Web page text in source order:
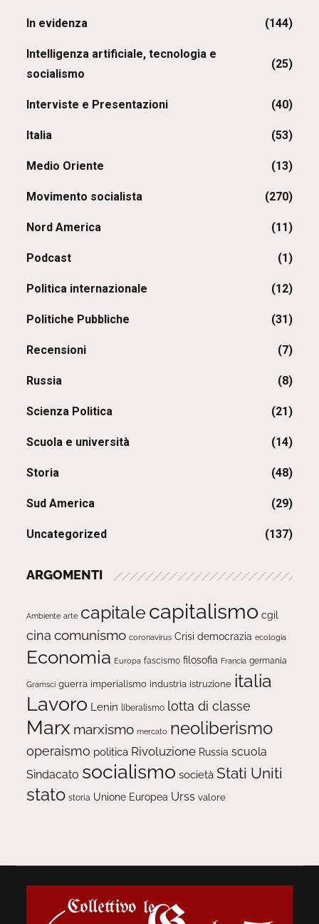
In evidenza (144)
Intelligenza artificiale, tecnologia e
socialismo
(25)
Interviste e Presentazioni (40)
Italia (53)
Medio Oriente (13)
Movimento socialista (270)
Nord America (11)
Podcast (1)
Politica internazionale (12)
Politiche Pubbliche (31)
Recensioni (7)
Russia (8)
Scienza Politica (21)
Scuola e università (14)
Storia (48)
Sud America (29)
Uncategorized (137)
ARGOMENTI
Ambiente arte capitale capitalismo cgil
cina comunismo coronavirus Crisi democrazia ecologia
Economia Europa fascismo filosofia Francia germania
Gramsci guerra imperialismo industria istruzione italia
Lavoro Lenin liberalismo lotta di classe
Marx marxismo mercato neoliberismo
operaismo politica Rivoluzione Russia scuola
Sindacato socialismo società Stati Uniti
stato storia Unione Europea Urss valore